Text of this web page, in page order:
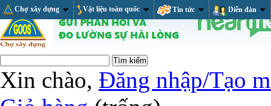
Chợ xây dựng Vật liệu toàn quốc Tin tức Diễn đàn
Xin chào, Đăng nhập/Tạo